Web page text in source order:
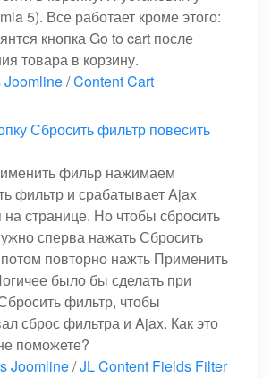
5). Все работает кроме этого:
кнопка Go to cart после
товара в корзину.
Joomline/Content Cart
Сбросить фильтр повесить
фильр нажимаем
фильтр и срабатывает Ajax
странице. Но чтобы сбросить
сперва нажать Сбросить
повторно нажть Применить
было бы сделать при
фильтр, чтобы
сброс фильтра и Ajax. Как это
поможете?
Joomline/JL Content Fields Filter